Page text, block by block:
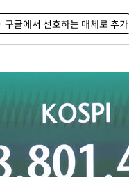
구글에서 선호하는 매체로 추가